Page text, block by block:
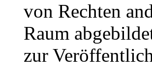
von Rechten
Raum
zur